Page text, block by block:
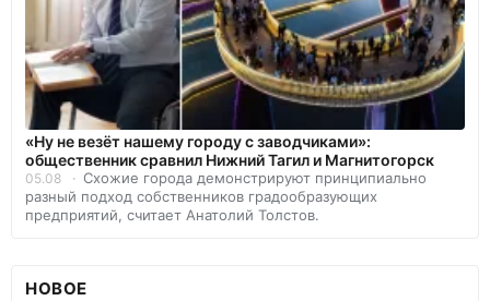
«Ну не везёт нашему городу с заводчиками»:
общественник сравнил Нижний Тагил и Магнитогорск
05.08
Схожие города демонстрируют принципиально
разный подход собственников градообразующих
предприятий, считает Анатолий Толстов.
НОВОЕ